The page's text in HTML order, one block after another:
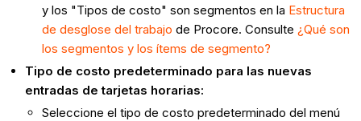
y los "Tipos de costo" son segmentos en la Estructura
de desglose del trabajo de Procore. Consulte¿Qué son
los segmentos y los ítems de segmento?
Tipo de costo predeterminado para las nuevas
entradas de tarjetas horarias:
Seleccione el tipo de costo predeterminado del menú